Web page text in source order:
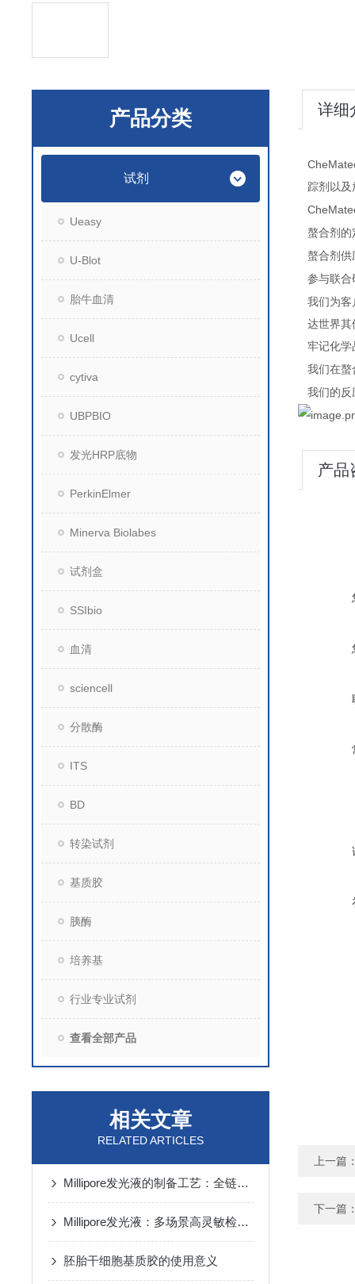
产品分类
试剂
Ueasy
U-Blot
胎牛血清
Ucell
cytiva
UBPBIO
发光HRP底物
PerkinElmer
Minerva Biolabes
试剂盒
SSIbio
血清
sciencell
分散酶
ITS
BD
转染试剂
基质胶
胰酶
培养基
行业专业试剂
查看全部产品
相关文章
RELATED ARTICLES
Millipore发光液的制备工艺：全链路质控保障检测性能稳定
Millipore发光液：多场景高灵敏检测的核心试剂支撑
胚胎干细胞基质胶的使用意义
详细
踪剂以
螯合剂的
螯合剂供
参与联合
我们为客
达世界其
牢记化学
我们在螯
我们的反
产品
上一篇
下一篇